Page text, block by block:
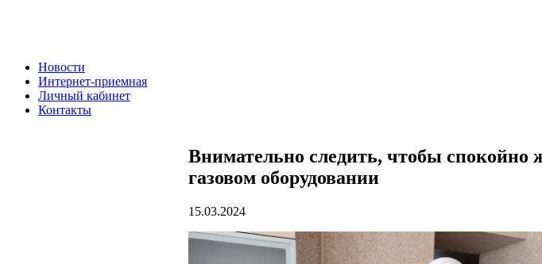
Новости
Интернет-приемная
Личный кабинет
Контакты
Внимательно следить, чтобы
газовом оборудовании
15.03.2024